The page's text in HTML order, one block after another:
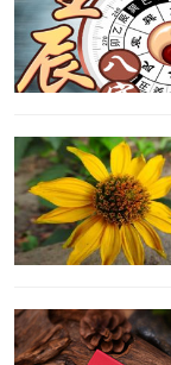
关，产生的
心理学
梦见吃
得自己缺乏
梦中的
要作出补给